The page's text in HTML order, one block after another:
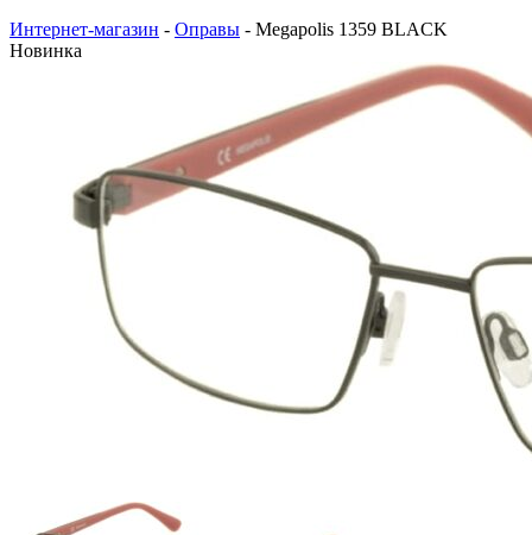
Интернет-магазин - Оправы - Megapolis 1359 BLACK
Новинка